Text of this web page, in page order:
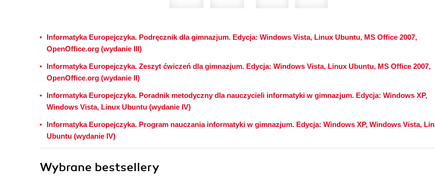
Informatyka Europejczyka. Podręcznik dla gimnazjum. Edycja: Windows Vista, Linux Ubuntu, MS Office 2007,
OpenOffice.org (wydanie III)
Informatyka Europejczyka. Zeszyt ćwiczeń dla gimnazjum. Edycja: Windows Vista, Linux Ubuntu, MS Office 2007,
OpenOffice.org (wydanie II)
Informatyka Europejczyka. Poradnik metodyczny dla nauczycieli informatyki w gimnazjum. Edycja: Windows XP,
Windows Vista, Linux Ubuntu (wydanie IV)
Informatyka Europejczyka. Program nauczania informatyki w gimnazjum. Edycja: Windows XP, Windows Vista,
Ubuntu (wydanie IV)
Wybrane bestsellery